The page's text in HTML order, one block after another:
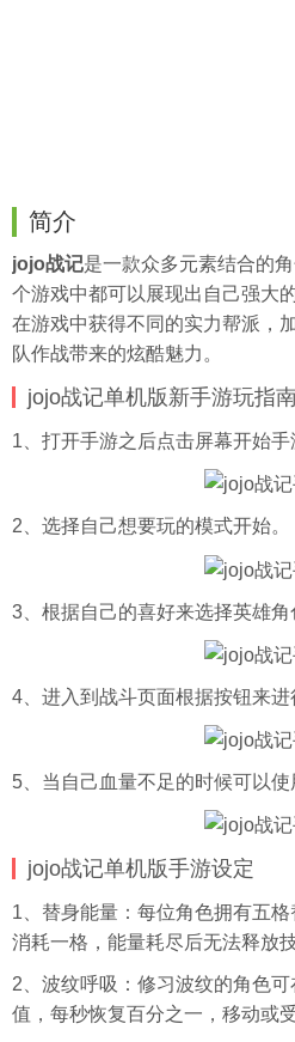
简介
jojo战记是一款众多元素结合的
个游戏中都可以展现出自己强大
在游戏中获得不同的实力帮派，
队作战带来的炫酷魅力。
jojo战记单机版新手游玩指
1、打开手游之后点击屏幕开始手
2、选择自己想要玩的模式开始。
3、根据自己的喜好来选择英雄角
4、进入到战斗页面根据按钮来进
5、当自己血量不足的时候可以使
jojo战记单机版手游设定
1、替身能量：每位角色拥有五
消耗一格，能量耗尽后无法释放技
2、波纹呼吸：修习波纹的角色
值，每秒恢复百分之一，移动或